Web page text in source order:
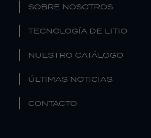
SOBRE NOSOTROS
TECNOLOGÍA DE LITIO
NUESTRO CATÁLOGO
ÚLTIMAS NOTICIAS
CONTACTO